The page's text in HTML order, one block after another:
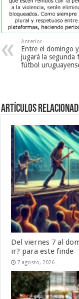
Anterior
Entre el domingo
jugará la segunda
fútbol
Artículos
Del viernes 7 al
ir? para este finde
7 agosto, 2026